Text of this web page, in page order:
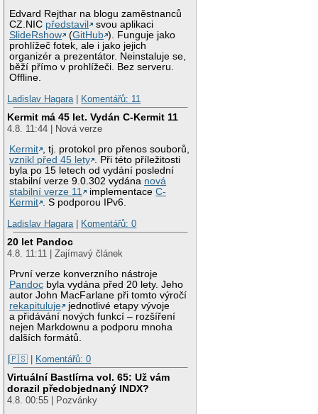
Edvard Rejthar na blogu zaměstnanců
CZ.NIC představil
svou aplikaci
SlideRshow
(GitHub ). Funguje jako
prohlížeč fotek, ale i jako jejich
organizér a prezentátor. Neinstaluje se,
běží přímo v prohlížeči. Bez serveru.
Offline.
Ladislav Hagara | Komentářů: 11
Kermit má 45 let. Vydán C-Kermit 11
4.8. 11:44 | Nová verze
Kermit , tj. protokol pro přenos souborů,
vznikl před 45 lety . Při této příležitosti
byla po 15 letech od vydání poslední
stabilní verze 9.0.302 vydána nová
stabilní verze 11
implementaceC-
Kermit . S podporou IPv6.
Ladislav Hagara | Komentářů: 0
20 let Pandoc
4.8. 11:11 | Zajímavý článek
První verze konverzního nástroje
Pandoc byla vydána před 20 lety. Jeho
autor John MacFarlane při tomto výročí
rekapituluje
jednotlivé etapy vývoje
a přidávání nových funkcí – rozšíření
nejen Markdownu a podporu mnoha
dalších formátů.
|🇵🇸 | Komentářů: 0
Virtuální Bastlírna vol. 65: Už vám
dorazil předobjednaný INDX?
4.8. 00:55 | Pozvánky